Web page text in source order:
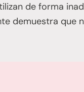
de forma
demuestra que